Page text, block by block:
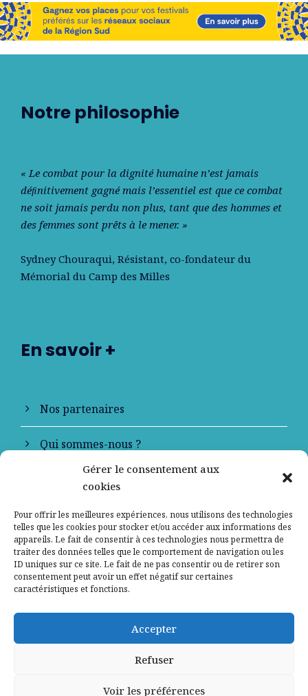
Gérer le consentement aux
cookies
Pour offrir les meilleures expériences, nous utilisons des technologies
telles que les cookies pour stocker et/ou accéder aux informations des
appareils. Le fait de consentir à ces technologies nous permettra de
traiter des données telles que le comportement de navigation ou les
ID uniques sur ce site. Le fait de ne pas consentir ou de retirer son
consentement peut avoir un effet négatif sur certaines
caractéristiques et fonctions.
Accepter
Refuser
Voir les préférences
Notre philosophie
« Le combat pour la dignité humaine n’est jamais
déﬁnitivement gagné mais l’essentiel est que ce combat
ne soit jamais perdu non plus, tant que des hommes et
des femmes sont prêts à le mener. »
Sydney Chouraqui, Résistant, co-fondateur du
Mémorial du Camp des Milles
En savoir +
Nos partenaires
Qui sommes-nous ?
Contactez-nous
Mentions légales
Politique de confidentialité